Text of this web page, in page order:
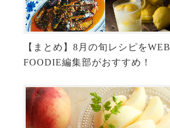
【まとめ】8月の旬レシピをWEB
FOODIE編集部がおすすめ！